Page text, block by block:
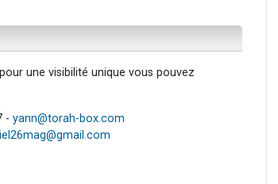
une visibilité unique vous pouvez
- yann@torah-box.com